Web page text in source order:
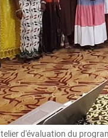
d'évaluation du